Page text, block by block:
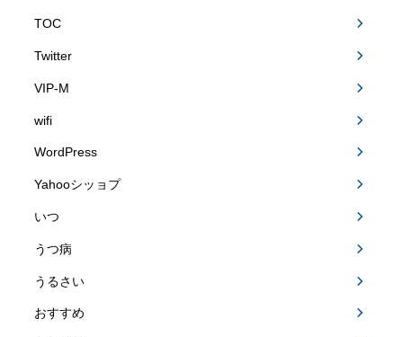
TOC
Twitter
VIP-M
wifi
WordPress
Yahooシッョプ
いつ
うつ病
うるさい
おすすめ